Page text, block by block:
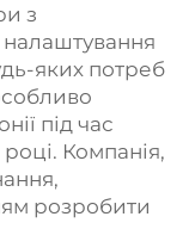
з
налаштування
яких потреб
під час
році. Компанія,
розробити